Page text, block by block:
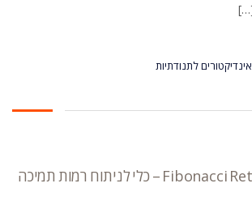
אינדיקטורים לתנודתיות
Fibonacci Retracement – כלי לניתוח רמות תמיכה